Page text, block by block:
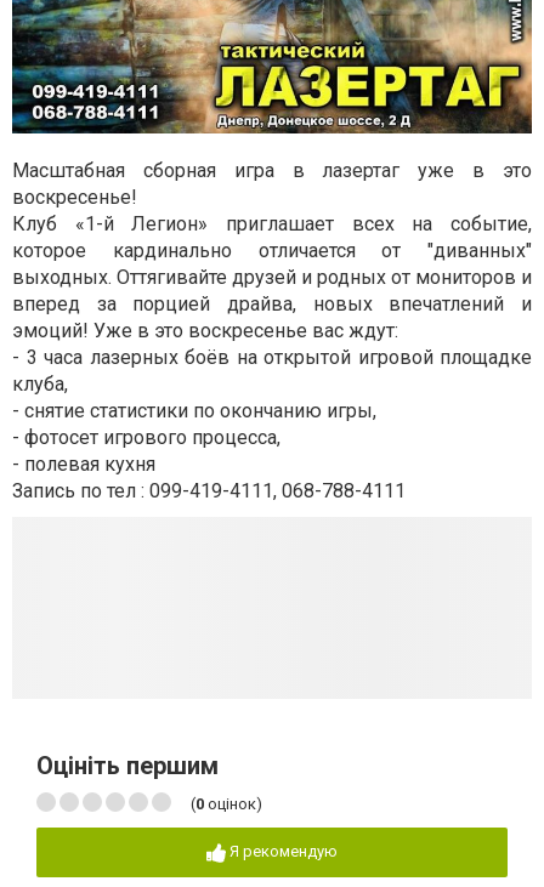
Масштабная сборная игра в лазертаг уже в это
воскресенье!
Клуб «1-й Легион» приглашает всех на событие,
которое кардинально отличается от "диванных"
выходных. Оттягивайте друзей и родных от мониторов и
вперед за порцией драйва, новых впечатлений и
эмоций! Уже в это воскресенье вас ждут:
- 3 часа лазерных боёв на открытой игровой площадке
клуба,
- снятие статистики по окончанию игры,
- фотосет игрового процесса,
- полевая кухня
Запись по тел : 099-419-4111, 068-788-4111
Оцініть першим
(0 оцінок)
Я рекомендую